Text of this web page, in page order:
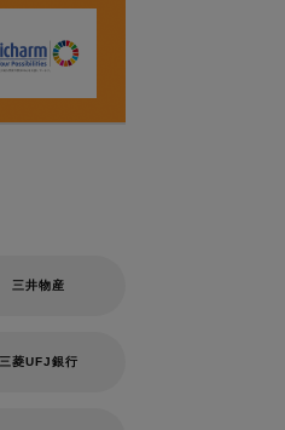
三井物産
三菱UFJ銀行